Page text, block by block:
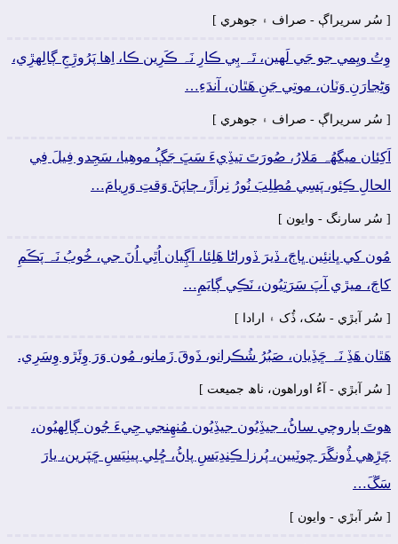
[ سُر سريراڳ - صراف ۽ جوھري ]
وِتُ ويِمي جو جَي لَھين، تَہ ٻِي ڪارِ نَہ ڪَرِين ڪا، اِھا پَرُوڙِجِ ڳالِهڙِي،
وَڻِجارَنِ وَٽان، موتِي جَنِ ھَٿان، آندَءِ…
[ سُر سريراڳ - صراف ۽ جوھري ]
اَکِئان ميگهُہ مَلارُ، صُورَتَ تيڏِيءَ سَڀَ جَڳُ موھِيا، سَجِدو فِيلَ فِي
الحالِ ڪِئو، پَسِي مُطِلِبَ نُورُ نِراَڙَ، ڄاپَڻَ وَقتِ وَرِيامَ…
[ سُر سارنگ - وايون ]
مُون کي ڀانئِين ڀاڄَ، ڏيرَ ڏوراڻا ھَلِئا، اَڳِيان اُٿِي اُنَ جي، خُوبُ نَہ پَڪَمِ
کاڄَ، ميڙي آپَ سَرَتِيُون، نَڪِي ڳايَمِ…
[ سُر آبڙي - سُک، ڏُک ۽ ارادا ]
ھَٿان ھَڏِ نَہ ڇَڏِيان، صَبُرُ شُڪرانو، ذَوقَ زَمانو، مُون وَرَ وِئَڙو وِسَرِي.
[ سُر آبڙي - آءُ اوراھون، ناھ جميعت ]
ھوتَ ٻاروچي ساڻُ، جيڏِيُون جيڏِيُون مُنھِنجي جِيءَ جُون ڳالِهيُون،
چَڙِهي ڏُونگَرَ چوٽِيين، پُرزا ڪِندِيَسِ پاڻُ، ڇُلِي پيٺِيَسِ ڇَپَرين، يارَ
سَڱَ…
[ سُر آبڙي - وايون ]